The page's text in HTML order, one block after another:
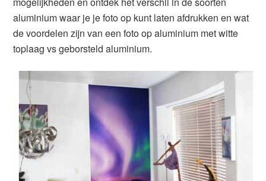
aluminium waar je je foto op kunt laten afdrukken en wat
de voordelen zijn van een foto op aluminium met witte
toplaag vs geborsteld aluminium.